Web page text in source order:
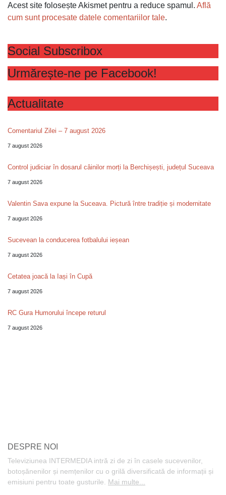
Acest site folosește Akismet pentru a reduce spamul. Află
cum sunt procesate datele comentariilor tale.
Social Subscribox
Urmărește-ne pe Facebook!
Actualitate
Comentariul Zilei – 7 august 2026
7 august 2026
Control judiciar în dosarul câinilor morți la Berchișești, județul Suceava
7 august 2026
Valentin Sava expune la Suceava. Pictură între tradiție și modernitate
7 august 2026
Sucevean la conducerea fotbalului ieșean
7 august 2026
Cetatea joacă la Iași în Cupă
7 august 2026
RC Gura Humorului începe returul
7 august 2026
DESPRE NOI
Televiziunea INTERMEDIA intră zi de zi în casele sucevenilor,
botoșănenilor și nemțenilor cu o grilă diversificată de informații și
emisiuni pentru toate gusturile. Mai multe...